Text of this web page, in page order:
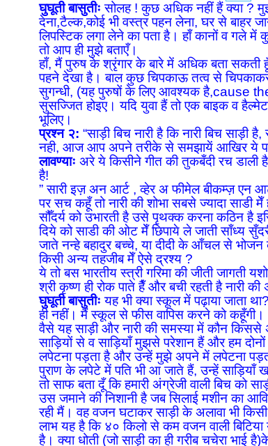
घुघूती बासुतीः सोलह ! कुछ अधिक नहीं हैं क्या ?
देना,टैल्क,कोई भी वस्त्र पहन लेना, घर से बाहर
लिपस्टिक लगा लेने का पता है। हाँ कानों व गले
तो आप ही मुझे बताएँ।
हाँ, मैं पुरुष के श्रृंगार के बारे में अधिक बता सकती
पहने देखा है। बाल कुछ चिपकाऊ तत्व से
सुगन्धी, (यह पुरुषों के लिए आवश्यक है,cause
सुसज्जित होइए। यदि युवा हैं तो एक बाइक व
भूलिए।
प्रश्न २: “साड़ी बिच नारी है कि नारी बिच साड़ी
नही, आज आप अपने तरीके से समझायें आखिर ये
लावण्याः अरे ये किसीने गीत की तुकबँदी रच डाली है
है!
” सारी इज़ अन आर्ट , व्हेर अ फीमेल बीकम्ज़ एन
पर सच कहूँ तो नारी की शोभा सबसे ज्यादा साडी
सौँदर्य को उभारती है उसे पृथक्क करना कठिन है
दिये को साडी की ओट मेँ छिपाये ले जाती साँध्य
जाते नन्हे बहादुर बच्चे, या दीदी के आँचल से
किसी अन्य तहजीब मेँ ऐसे द्रश्य ?
ये तो बस भारतीय स्त्री गरिमा की जीती जागती
श्री कृष्ण ही रोक पाते हैँ और बची रहती है नारी
घुघूती बासुतीः यह भी क्या स्कूल में पढ़ाया जाता
ही नहीं। मैं स्कूल से फीस वापिस करने को कहूँगी।
वैसे यह साड़ी और नारी की समस्या में कौन किससे
साड़ियों से व साड़ियाँ मुझसे परेशान हैं और हम
लपेटना पड़ता है और उन्हें मुझे अपने में लपेटना
पुराण के लपेटे में पति भी आ जाते हैं, उन्हें साड़ियाँ
तो साफ बता दूँ कि हमारी अंग्रेजी वाली बिच को
उस जमाने की निशानी है जब सिलाई मशीन का
रही मैं। वह वजन घटाकर साड़ी के अलावा भी
लाभ यह है कि ४० किलो से कम वजन वाली
है। क्या धोती (जो साड़ी का ही गरीब चचेरा